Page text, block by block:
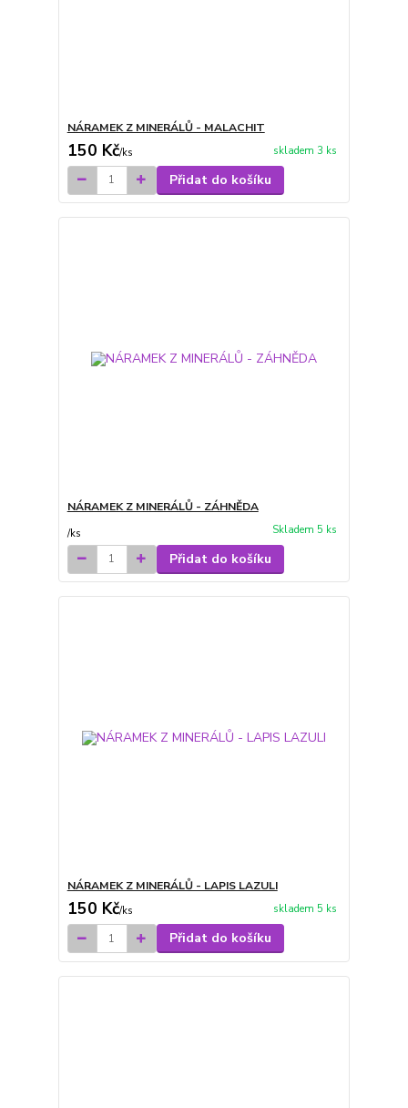
NÁRAMEK Z MINERÁLŮ - MALACHIT
150 Kč/ks skladem 3 ks
Přidat do košíku
NÁRAMEK Z MINERÁLŮ - ZÁHNĚDA
/ks Skladem 5 ks
Přidat do košíku
NÁRAMEK Z MINERÁLŮ - LAPIS LAZULI
150 Kč/ks skladem 5 ks
Přidat do košíku